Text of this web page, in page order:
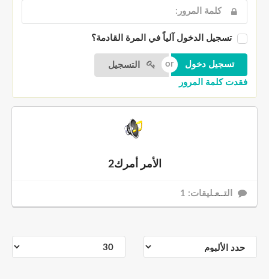
تسجيل الدخول آلياً في المرة القادمة؟
التسجيل
فقدت كلمة المرور
الأمر أمرك2
التــعـليقات: 1